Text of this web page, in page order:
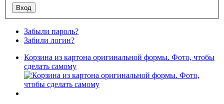
Забыли пароль?
Забили логин?
Корзина из картона оригинальной формы. Фото, чтобы
сделать самому